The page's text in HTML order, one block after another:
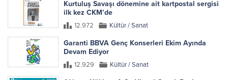
Kurtuluş Savaşı dönemine ait kartpostal sergisi
ilk kez CKM’de
12.972 Kültür / Sanat
Garanti BBVA Genç Konserleri Ekim Ayında
Devam Ediyor
12.929 Kültür / Sanat